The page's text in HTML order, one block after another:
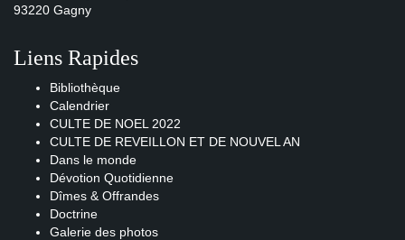
93220 Gagny
Liens Rapides
Bibliothèque
Calendrier
CULTE DE NOEL 2022
CULTE DE REVEILLON ET DE NOUVEL AN
Dans le monde
Dévotion Quotidienne
Dîmes & Offrandes
Doctrine
Galerie des photos